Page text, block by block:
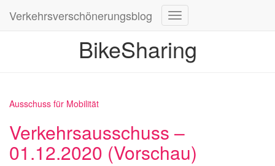
Verkehrsverschönerungsblog
Navigation
BikeSharing
Ausschuss für Mobilität
Verkehrsausschuss –
01.12.2020 (Vorschau)